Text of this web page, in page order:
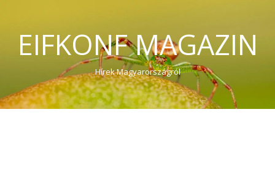
EIFKONF MAGAZIN
Hírek Magyarországról